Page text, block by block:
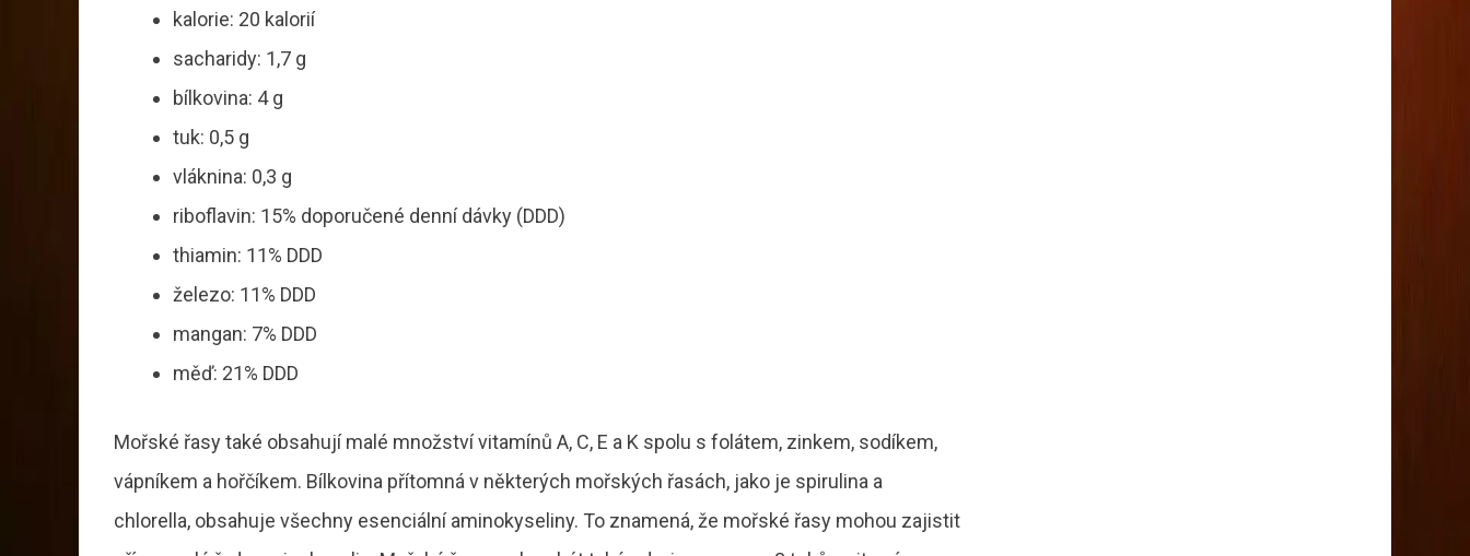
kalorie: 20 kalorií
sacharidy: 1,7 g
bílkovina: 4 g
tuk: 0,5 g
vláknina: 0,3 g
riboflavin: 15% doporučené denní dávky (DDD)
thiamin: 11% DDD
železo: 11% DDD
mangan: 7% DDD
měď: 21% DDD
Mořské řasy také obsahují malé množství vitamínů A, C, E a K spolu s folátem, zinkem, sodíkem,
vápníkem a hořčíkem. Bílkovina přítomná v některých mořských řasách, jako je spirulina a
chlorella, obsahuje všechny esenciální aminokyseliny. To znamená, že mořské řasy mohou zajistit